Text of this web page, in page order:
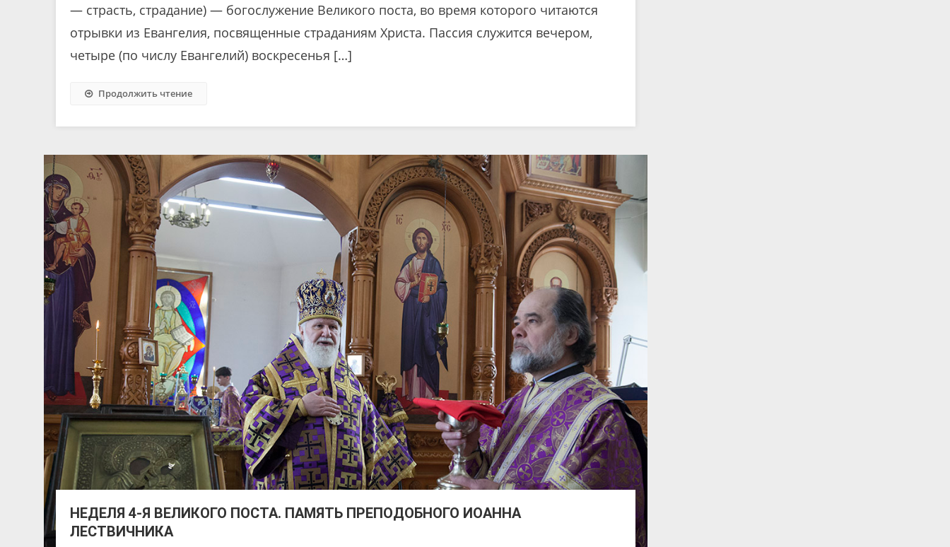
— страсть, страдание) — богослужение Великого поста, во время которого читаются
отрывки из Евангелия, посвященные страданиям Христа. Пассия служится вечером,
четыре (по числу Евангелий) воскресенья […]
Продолжить чтение
НЕДЕЛЯ 4-Я ВЕЛИКОГО ПОСТА. ПАМЯТЬ ПРЕПОДОБНОГО ИОАННА
ЛЕСТВИЧНИКА